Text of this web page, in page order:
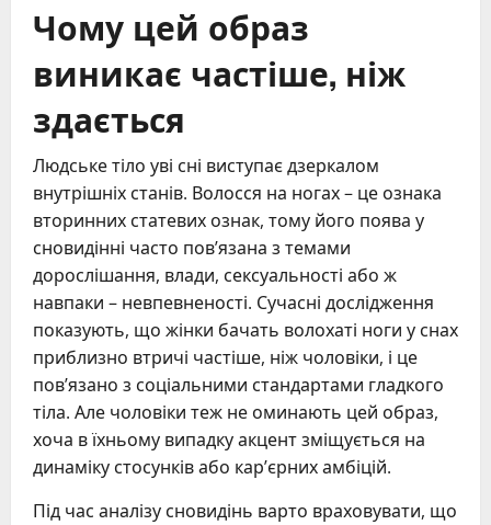
Чому цей образ
виникає частіше, ніж
здається
Людське тіло уві сні виступає дзеркалом
внутрішніх станів. Волосся на ногах – це ознака
вторинних статевих ознак, тому його поява у
сновидінні часто пов’язана з темами
дорослішання, влади, сексуальності або ж
навпаки – невпевненості. Сучасні дослідження
показують, що жінки бачать волохаті ноги у снах
приблизно втричі частіше, ніж чоловіки, і це
пов’язано з соціальними стандартами гладкого
тіла. Але чоловіки теж не оминають цей образ,
хоча в їхньому випадку акцент зміщується на
динаміку стосунків або кар’єрних амбіцій.
Під час аналізу сновидінь варто враховувати, що